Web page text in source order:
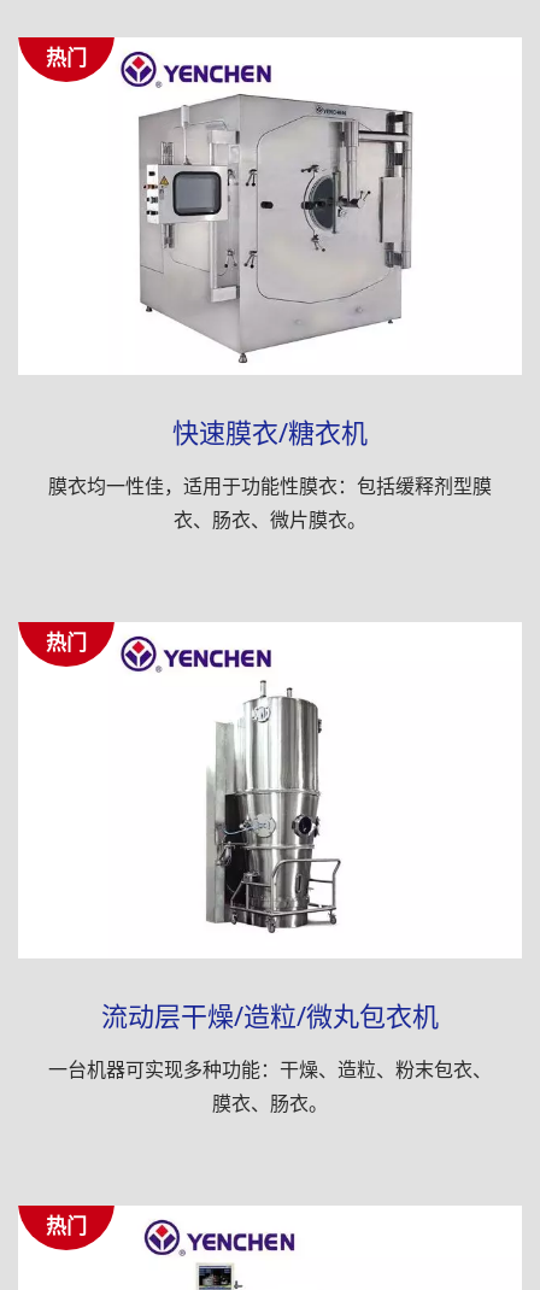
热门
快速膜衣/糖衣机
膜衣均一性佳，适用于功能性膜衣：包括缓释剂型膜
衣、肠衣、微片膜衣。
热门
流动层干燥/造粒/微丸包衣机
一台机器可实现多种功能：干燥、造粒、粉末包衣、
膜衣、肠衣。
热门